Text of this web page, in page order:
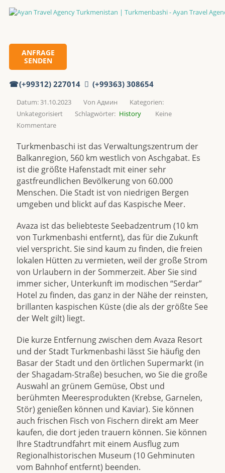
(+99312) 227014 (+99363) 308654
ANFRAGE
SENDEN
Homepage
Turkmenbashi
Datum: 31.10.2023 VonАдмин
Kategorien:
Unkategorisiert
Schlagwörter: History
Keine
Kommentare
Turkmenbaschi ist das Verwaltungszentrum der
Balkanregion, 560 km westlich von Aschgabat. Es
ist die größte Hafenstadt mit einer sehr
gastfreundlichen Bevölkerung von 60.000
Menschen. Die Stadt ist von niedrigen Bergen
umgeben und blickt auf das Kaspische Meer.
Avaza ist das beliebteste Seebadzentrum (10 km
von Turkmenbashi entfernt), das für die Zukunft
viel verspricht. Sie sind kaum zu finden, die freien
lokalen Hütten zu vermieten, weil der große Strom
von Urlaubern in der Sommerzeit. Aber Sie sind
immer sicher, Unterkunft im modischen “Serdar”
Hotel zu finden, das ganz in der Nähe der reinsten,
brillanten kaspischen Küste (die als der größte See
der Welt gilt) liegt.
Die kurze Entfernung zwischen dem Avaza Resort
und der Stadt Turkmenbashi lässt Sie häufig den
Basar der Stadt und den örtlichen Supermarkt (in
der Shagadam-Straße) besuchen, wo Sie die große
Auswahl an grünem Gemüse, Obst und
berühmten Meeresprodukten (Krebse, Garnelen,
Stör) genießen können und Kaviar). Sie können
auch frischen Fisch von Fischern direkt am Meer
kaufen, die dort jeden trauern können. Sie können
Ihre Stadtrundfahrt mit einem Ausflug zum
Regionalhistorischen Museum (10 Gehminuten
vom Bahnhof entfernt) beenden.